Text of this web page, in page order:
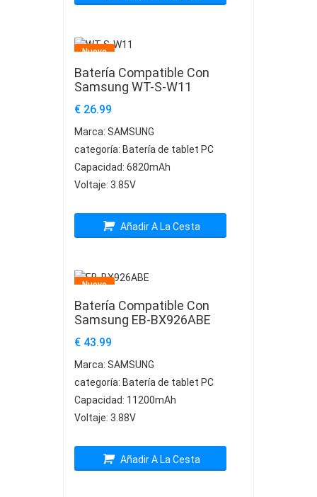
Nuevo
Batería Compatible Con
Samsung WT-S-W11
€ 26.99
Marca: SAMSUNG
categoría: Batería de tablet PC
Capacidad: 6820mAh
Voltaje: 3.85V
Añadir A La Cesta
Nuevo
Batería Compatible Con
Samsung EB-BX926ABE
€ 43.99
Marca: SAMSUNG
categoría: Batería de tablet PC
Capacidad: 11200mAh
Voltaje: 3.88V
Añadir A La Cesta